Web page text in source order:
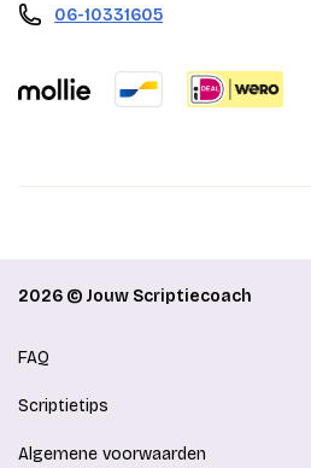
06-10331605
2026 © Jouw Scriptiecoach
FAQ
Scriptietips
Algemene voorwaarden